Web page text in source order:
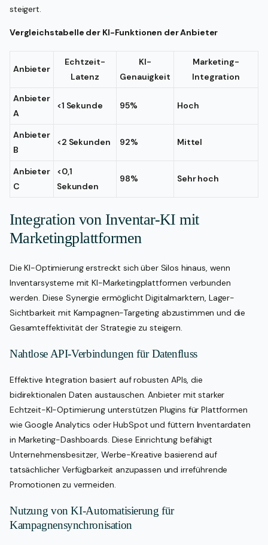
steigert.
Vergleichstabelle der KI-Funktionen der Anbieter
Anbieter
Echtzeit-
Latenz
KI-
Genauigkeit
Marketing-
Integration
Anbieter
A
<1 Sekunde 95% Hoch
Anbieter
B
<2 Sekunden 92% Mittel
Anbieter
C
<0,1
Sekunden
98% Sehr hoch
Integration von Inventar-KI mit
Marketingplattformen
Die KI-Optimierung erstreckt sich über Silos hinaus, wenn
Inventarsysteme mit KI-Marketingplattformen verbunden
werden. Diese Synergie ermöglicht Digitalmarktern, Lager-
Sichtbarkeit mit Kampagnen-Targeting abzustimmen und die
Gesamteffektivität der Strategie zu steigern.
Nahtlose API-Verbindungen für Datenfluss
Effektive Integration basiert auf robusten APIs, die
bidirektionalen Daten austauschen. Anbieter mit starker
Echtzeit-KI-Optimierung unterstützen Plugins für Plattformen
wie Google Analytics oder HubSpot und füttern Inventardaten
in Marketing-Dashboards. Diese Einrichtung befähigt
Unternehmensbesitzer, Werbe-Kreative basierend auf
tatsächlicher Verfügbarkeit anzupassen und irreführende
Promotionen zu vermeiden.
Nutzung von KI-Automatisierung für
Kampagnensynchronisation